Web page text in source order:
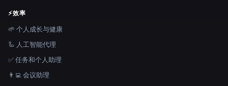
⚡效率
🌱 个人成长与健康
🦾 人工智能代理
✅ 任务和个人助理
👨‍💻 会议助理